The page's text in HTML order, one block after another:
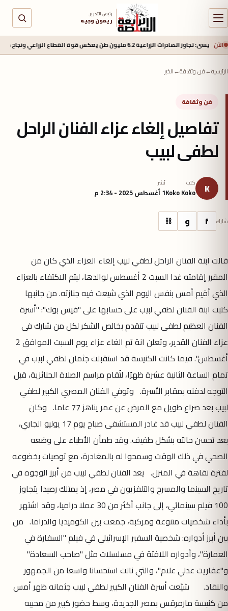
رئيس التحرير :
ريمون وجيه
الآن
طن يعكس قوة القطاع الزراعي ونجاح جهود الدولة في فتح أسواق جديدة
الرئيسية←فن وثقافة←الخبر
فن وثقافة
تفاصيل إلغاء عزاء الفنان الراحل
لطفى لبيب
K كتب
Koko Koko
نُشر
1 أغسطس 2025 - 2:34 م
شارك f و ⛓
قالت ابنة الفنان الراحل لطفي لبيب إلغاء العزاء الذي كان من
المقرر إقامته غدا السبت 2 أغسطس لوالدها، ليتم الاكتفاء بالعزاء
الذي أقيم أمس بنفس اليوم الذي شيعت فيه جنازته. من جانبها
كتبت ابنة الفنان لطفي لبيب على حسابها على "فيس بوك": "أسرة
الفنان العظيم لطفى لبيب تتقدم بخالص الشكر لكل من شارك فى
عزاء الفنان القدير، وتعلن انة تم الغاء عزاء يوم السبت الموافق 2
أغسطس". فيما كانت الكنيسة قد استقبلت جثمان لطفي لبيب في
تمام الساعة الثانية عشرة ظهرًا، لتُقام مراسم الصلاة الجنائزية، قبل
التوجه لدفنه بمقابر الأسرة. وتوفي الفنان المصري الكبير لطفي
لبيب بعد صراع طويل مع المرض عن عمر يناهز 77 عاما. وكان
الفنان لطفي لبيب قد غادر المستشفى صباح يوم 17 يوليو الجاري،
بعد تحسن حالته بشكل طفيف. وقد طمأن الأطباء على وضعه
الصحي في ذلك الوقت وسمحوا له بالمغادرة، مع توصيات بخضوعه
لفترة نقاهة في المنزل. يعد الفنان لطفي لبيب من أبرز الوجوه في
تاريخ السينما والمسرح والتلفزيون في مصر، إذ يمتلك رصيدا يتجاوز
100 فيلم سينمائي، إلى جانب أكثر من 30 عملا دراميا، وقد اشتهر
بأداء شخصيات متنوعة ومركبة، جمعت بين الكوميديا والدراما. من
بين أبرز أدواره: شخصية السفير الإسرائيلي في فيلم "السفارة في
العمارة"، وأدواره اللافتة في مسلسلات مثل "صاحب السعادة"
و"عفاريت عدلي علام"، والتي نالت استحسانا واسعا من الجمهور
والنقاد. شيّعت أسرة الفنان الكبير لطفي لبيب جثمانه ظهر أمس
من كنيسة مارمرقس بمصر الجديدة، وسط حضور كبير من محبيه